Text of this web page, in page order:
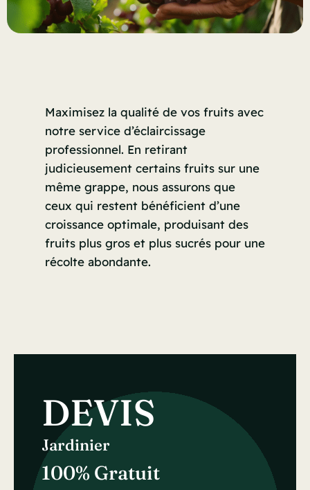
Maximisez la qualité de vos fruits avec
notre service d’éclaircissage
professionnel. En retirant
judicieusement certains fruits sur une
même grappe, nous assurons que
ceux qui restent bénéficient d’une
croissance optimale, produisant des
fruits plus gros et plus sucrés pour une
récolte abondante.
DEVIS
Jardinier
100% Gratuit